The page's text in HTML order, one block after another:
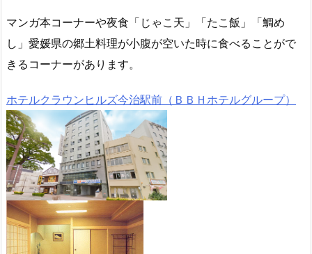
マンガ本コーナーや夜食「じゃこ天」「たこ飯」「鯛め
し」愛媛県の郷土料理が小腹が空いた時に食べることがで
きるコーナーがあります。
ホテルクラウンヒルズ今治駅前（ＢＢＨホテルグループ）